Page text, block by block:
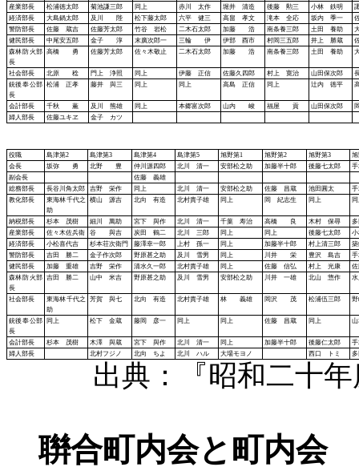
産業部長
松浦徳太郎 菊池謙三郎 同上 赤川 太作 堀井 清造 後藤 勲三 小林 鉄明
経済部長
大島鍋太郎 及川 陛 松下藤太郎 六平 健三 高畠 孝文 滝本 全応 坂内 季一
警防部長
佐藤 蔵吉 佐藤芳太郎 竹谷 岩松 二木石太郎 加藤 浩 南条養三郎 土田 養助
健民部長
中尾安五郎 金子 淳 末廣次郎一 三輪 伊 伊部 酉市 村岡三五郎 井上 勝蔵
森林防火部
長
高橋 勇 佐藤芳太郎 佐々木敬止 二木石太郎 加藤 浩 南条養三郎 土田 養助
社会部長 北原 稔 門上 浄照 同上 伊藤 正信 佐藤久四郎 村上 寛治 山田保次郎
銃後奉公部
長
松浦 正孝 藤井 與三 同上 同上 高島 正信 同上 辻内 徳平
会計部長 千秋 薫 及川 熊雄 同上 本郷富次郎 山内 峻 福屋 貢 山田保次郎
婦人部長
佐藤ユキヱ 金子 カツ
役職 島津第2 島津第3 島津第4 島津第5 旭野第1 旭野第2 旭野第3
旭
会長
坂弥 勇 北野 豊 仲川源四郎 北川 清一 安部松之助 加藤半十郎 後藤七太郎
副会長
佐藤 義雄
総務部長
長谷川角太郎 吉野 栄作 同上 北川 清一 安部松之助 佐藤 昌蔵 池田圓太
教化部長
東海林千代之
助
横山 源吉 北向 有造 北村貴子雄 同上 岡 紀志生 同上
納税部長 杉本 茂樹 細川 萬助 宮下 與作 北川 清一 千葉 寿治 高橋 良 木村 保尋
産業部長
佐々木佐兵衛 谷 與吉 炭田 鶴二 北川 三郎 同上 同上 後藤七太郎
経済部長
小松喜代吉 杉本荘次衛門 藤澤幸一郎 上村 孫一 同上 加藤半十郎 村上清三郎
築
警防部長
吉田 勝二 金子作次郎 野原甚之助 及川 雪男 同上 川井 栄 豊沢 島吉
健民部長
加藤 重雄 吉野 栄作 清水久一郎 北村貴子雄 同上 佐藤 信弘 村上 光康
森林防火部
長
吉田 勝二 山中 米吉 野原甚之助 及川 雪男 安部松之助 川井 一雄 北山 惣作
社会部長
東海林千代之
助
芳賀 與七 北向 有造 北村貴子雄 林 義雄 岡沢 茂 松浦伍三郎
銃後奉公部
長
同上 松下 金蔵 藤岡 彦一 同上 同上 佐藤 昌蔵 同上
会計部長 杉本 茂樹 木澤 與蔵 宮下 與作 北川 清一 同上 加藤半十郎 後藤仁太郎
婦人部長
北村フジノ 北向 ちよ 北川 ハル 大場モヨノ 西口 トミ 多
出典：『昭和二十年
聨合町内会と町内会